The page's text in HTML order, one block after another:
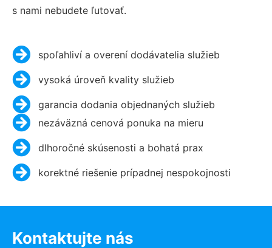
s nami nebudete ľutovať.
spoľahliví a overení dodávatelia služieb
vysoká úroveň kvality služieb
garancia dodania objednaných služieb
nezáväzná cenová ponuka na mieru
dlhoročné skúsenosti a bohatá prax
korektné riešenie prípadnej nespokojnosti
Kontaktujte nás